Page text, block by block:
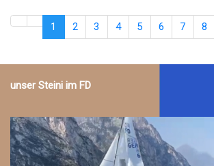
1 2 3 4 5 6 7 8
unser Steini im FD